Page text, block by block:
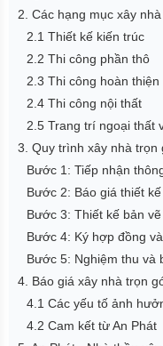
2. Các hạng mục xây
2.1 Thiết kế kiến trúc
2.2 Thi công phần thô
2.3 Thi công hoàn thiện
2.4 Thi công nội thất
2.5 Trang trí ngoại thất
3. Quy trình xây nhà trọn
Bước 1: Tiếp nhận
Bước 2: Báo giá thiết
Bước 3: Thiết kế bản
Bước 4: Ký hợp đồng
Bước 5: Nghiệm thu và
4. Báo giá xây nhà trọn
4.1 Các yếu tố ảnh
4.2 Cam kết từ An Phát